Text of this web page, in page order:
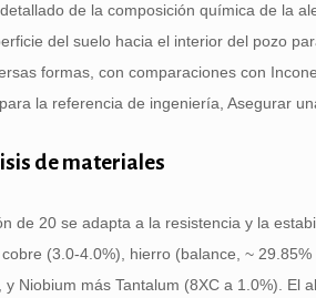
de la composición química de la
del suelo hacia el interior del pozo
formas, con comparaciones con
la referencia de ingeniería, Asegurar
de materiales
de 20 se adapta a la resistencia y la
(3.0-4.0%), hierro (balance, ~
Niobium más Tantalum (8XC a 1.0%). El